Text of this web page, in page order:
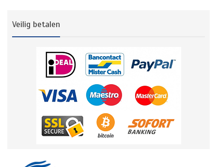
Veilig betalen